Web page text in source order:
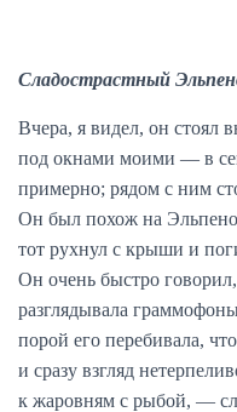
Сладострастный
Вчера, я видел, он стоял
под окнами моими — в
примерно; рядом с ним
Он был похож на
тот рухнул с крыши и
Он очень быстро
разглядывала
порой его перебивала,
и сразу взгляд
к жаровням с рыбой, —